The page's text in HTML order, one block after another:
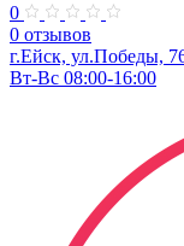
0
0 отзывов
г.Ейск, ул.Победы,
Вт-Вс 08:00-16:00